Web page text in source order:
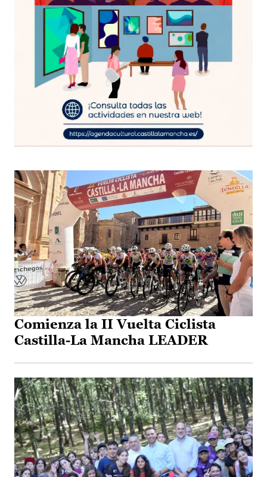
Comienza la II Vuelta Ciclista
Castilla-La Mancha LEADER